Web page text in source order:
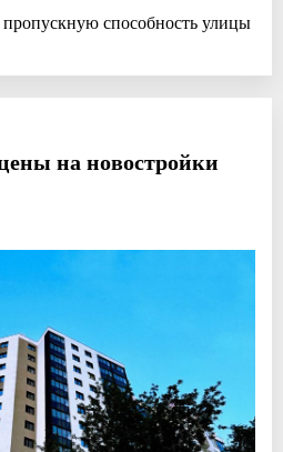
способность улицы
на новостройки